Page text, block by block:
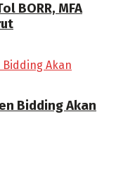
BORR, MFA
Bidding Akan